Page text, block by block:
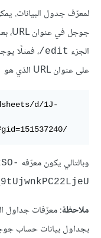
لمعرّف جدول البيانات.
جوجل في عنوان URL، بعد الجزء
الجزء ‎/edit، فمثلًا
على عنوان URL الذي هو
d/1J-
وبالتالي يكون معرّفه
ملاحظة: معرّفات جداول
بجداول بيانات حساب